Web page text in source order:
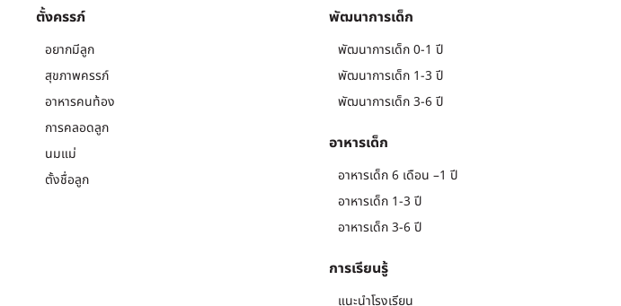
ตั้งครรภ์
อยากมีลูก
สุขภาพครรภ์
อาหารคนท้อง
การคลอดลูก
นมแม่
ตั้งชื่อลูก
พัฒนาการเด็ก
พัฒนาการเด็ก 0-1 ปี
พัฒนาการเด็ก 1-3 ปี
พัฒนาการเด็ก 3-6 ปี
อาหารเด็ก
อาหารเด็ก 6 เดือน –1 ปี
อาหารเด็ก 1-3 ปี
อาหารเด็ก 3-6 ปี
การเรียนรู้
แนะนำโรงเรียน